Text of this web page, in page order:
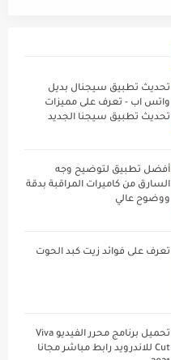
تحديث تطبيق سيجنال بديل
واتس اب - تعرف على مميزات
تحديث تطبيق سيجنا الجديد
أفضل تطبيق لتوضيح وجه
السارق من كاميرات المراقبة بدقة
ووضوح عالي
تعرف على فوائد زيت كبد الحوت
تحميل برنامج محرر الفيديو Viva
Cut للاندرويد رابط مباشر مجانا